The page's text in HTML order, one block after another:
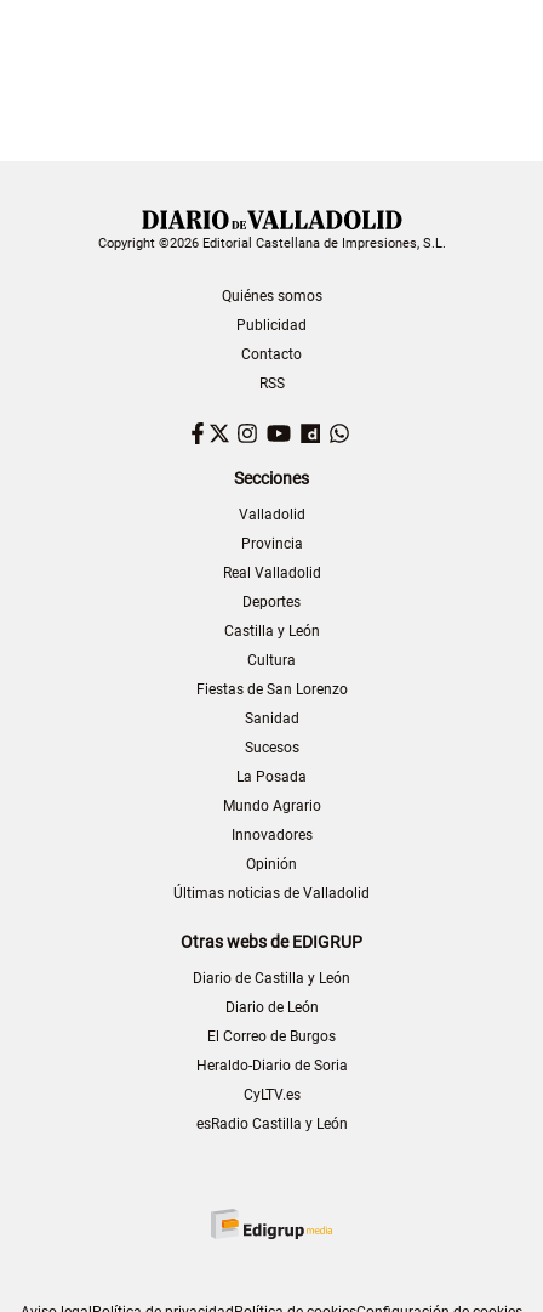
Copyright ©2026 Editorial Castellana de Impresiones, S.L.
Quiénes somos
Publicidad
Contacto
RSS
Facebook
TwitterInstagram
YouTubeDailymotion
Secciones
Valladolid
Provincia
Real Valladolid
Deportes
Castilla y León
Cultura
Fiestas de San Lorenzo
Sanidad
Sucesos
La Posada
Mundo Agrario
Innovadores
Opinión
Últimas noticias de Valladolid
Otras webs de EDIGRUP
Diario de Castilla y León
Diario de León
El Correo de Burgos
Heraldo-Diario de Soria
CyLTV.es
esRadio Castilla y León